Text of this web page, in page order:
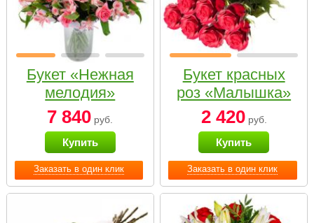
Заказать в один клик
Букет «Нежная
мелодия»
7 840 руб.
Купить
Заказать в один клик
Букет красных
роз «Малышка»
2 420руб.
Купить